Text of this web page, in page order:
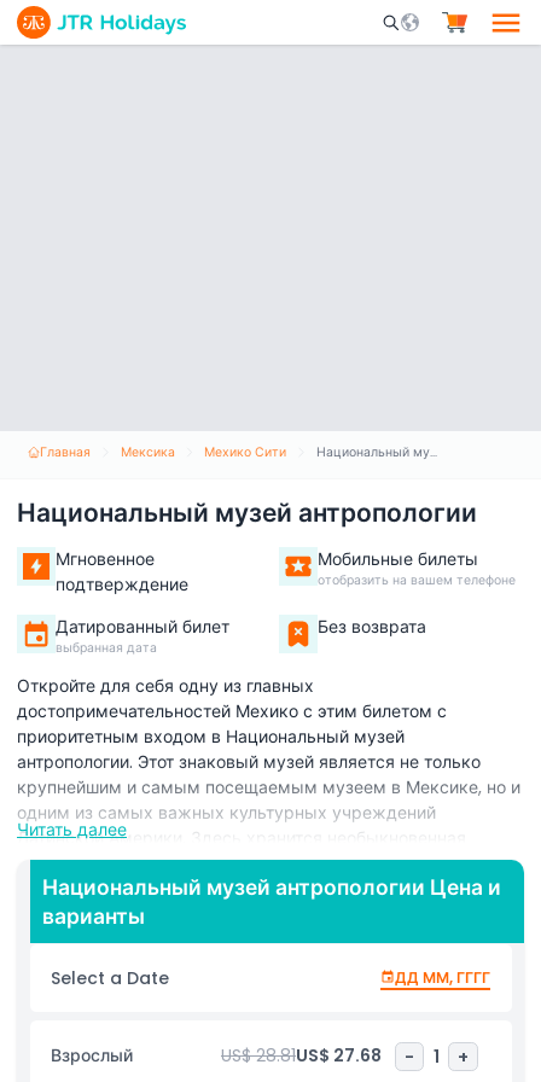
Mobile Search
Главная Мексика Мехико Сити Национальный музей антропологии
Национальный музей антропологии
Мгновенное
подтверждение
Мобильные билеты
отобразить на вашем телефоне
Датированный билет
выбранная дата
Без возврата
Откройте для себя одну из главных
достопримечательностей Мехико с этим билетом с
приоритетным входом в Национальный музей
антропологии. Этот знаковый музей является не только
крупнейшим и самым посещаемым музеем в Мексике, но и
одним из самых важных культурных учреждений
Латинской Америки. Здесь хранится необыкновенная
коллекция доколумбовых артефактов, представляющих
древние цивилизации, такие как мексики, майя, тольтеки и
многие другие коренные культуры, формировавшие
историю Мексики. Прогуляйтесь по прекрасно
оформленным выставочным залам, которые подчеркивают
богатое наследие, традиции и истории коренных народов
символическое искусство и уникальная планировка делают
это место обязательным для посещения любителями
Читать далее
Национальный музей антропологии Цена и
варианты
Select a Date ДД ММ, ГГГГ
Взрослый US$ 28.81US$ 27.68 - 1 +